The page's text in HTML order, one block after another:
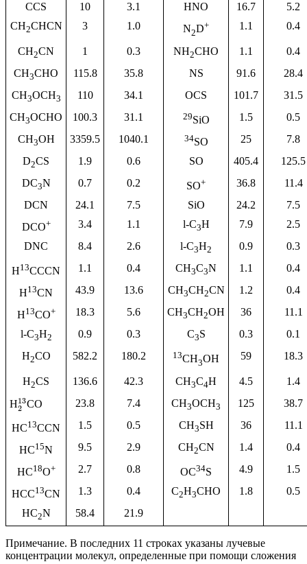
CCS
10 3.1 HNO 16.7
5.2
CH2CHCN 3 1.0 N2D+ 1.1 0.4
CH2CN 1 0.3 NH2CHO 1.1
0.4
CH3CHO 115.8 35.8 NS 91.6
28.4
CH3OCH3 110 34.1 OCS 101.7
31.5
CH3OCHO 100.3 31.1 29SiO 1.5
0.5
CH3OH 3359.5 1040.1 34SO 25
7.8
D2CS 1.9 0.6 SO 405.4
125.5
DC3N 0.7 0.2 SO+ 36.8
11.4
DCN
24.1 7.5 SiO 24.2
7.5
DCO+ 3.4 1.1 l-C3H 7.9
2.5
DNC
8.4 2.6 l-C3H2 0.9 0.3
H13CCCN 1.1 0.4 CH3C3N 1.1 0.4
H13CN 43.9 13.6 CH3CH2CN 1.2 0.4
H13CO+ 18.3 5.6 CH3CH2OH 36
11.1
l-C3H2 0.9 0.3 C3S 0.3
0.1
H2CO 582.2 180.2 13CH3OH 59 18.3
H2CS 136.6 42.3 CH3C4H 4.5
1.4
H13
2 CO 23.8 7.4 CH3OCH3 125 38.7
HC13CCN 1.5 0.5 CH3SH 36 11.1
HC15N 9.5 2.9 CH2CN 1.4 0.4
HC18O+ 2.7 0.8 OC34S 4.9 1.5
HCC13CN 1.3 0.4 C2H3CHO 1.8
0.5
HC2N 58.4 21.9
Примечание. В последних 11 строках указаны лучевые
концентрации молекул, определенные при помощи сложения